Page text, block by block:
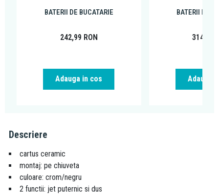
BATERII DE BUCATARIE
242,99 RON
Adauga in cos
BATERII DE
314,99
Adauga
Descriere
cartus ceramic
montaj: pe chiuveta
culoare: crom/negru
2 functii: jet puternic si dus